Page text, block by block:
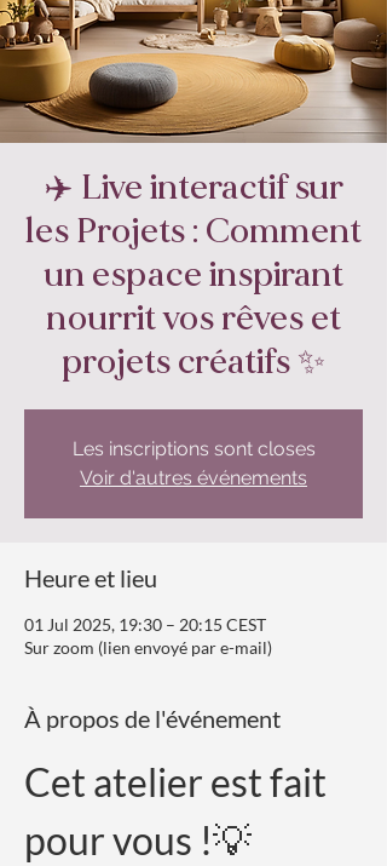
✈️ Live interactif sur
les Projets : Comment
un espace inspirant
nourrit vos rêves et
projets créatifs ✨
Les inscriptions sont closes
Voir d'autres événements
Heure et lieu
01 Jul 2025, 19:30 – 20:15 CEST
Sur zoom (lien envoyé par e-mail)
À propos de l'événement
Cet atelier est fait
pour vous !💡